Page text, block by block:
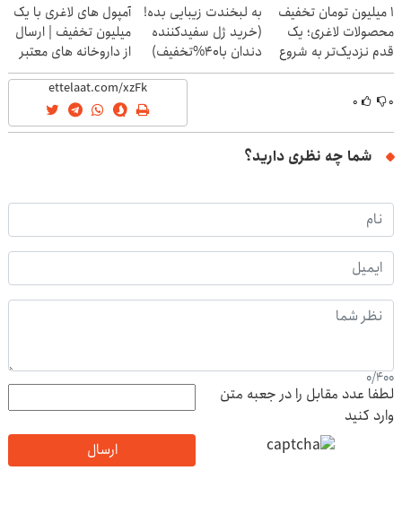
۱ میلیون تومان تخفیف
محصولات لاغری؛ یک
قدم نزدیک‌تر به شروع
کاهش وزن
به لبخندت زیبایی بده!
(خرید ژل سفیدکننده
دندان با40%تخفیف)
آمپول های لاغری با یک
میلیون تخفیف | ارسال
از داروخانه های معتبر
۰ ۰
شما چه نظری دارید؟
0/400
لطفا عدد مقابل را در جعبه متن
وارد کنید
ارسال